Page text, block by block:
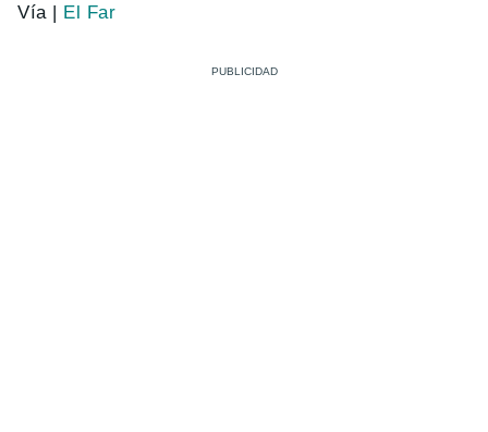
Vía | El Far